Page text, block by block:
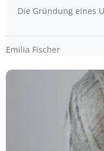
Die Gründung eines
Emilia Fischer